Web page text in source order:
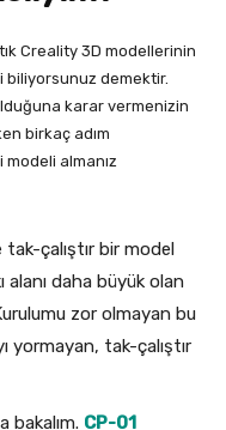
Creality 3D modellerinin
demektir.
karar vermenizin
birkaç adım
almanız
çalıştır bir model
alanı daha büyük olan
zor olmayan bu
yormayan, tak-çalıştır
bakalım. CP-01